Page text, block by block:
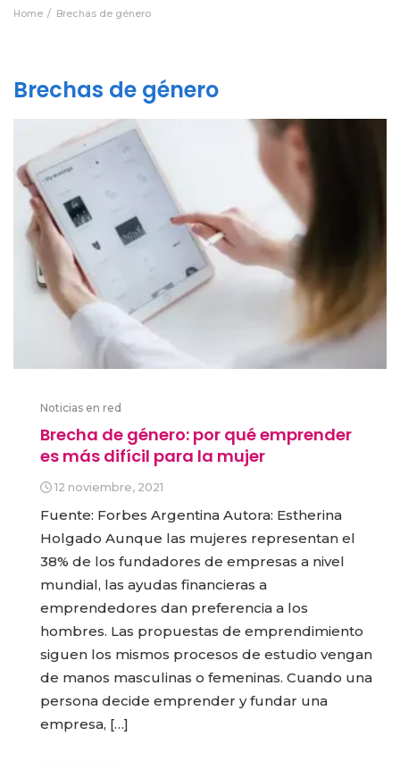
Home Brechas de género
Brechas de género
Noticias en red
Brecha de género: por qué emprender
es más difícil para la mujer
12 noviembre, 2021
Fuente: Forbes Argentina Autora: Estherina
Holgado Aunque las mujeres representan el
38% de los fundadores de empresas a nivel
mundial, las ayudas financieras a
emprendedores dan preferencia a los
hombres. Las propuestas de emprendimiento
siguen los mismos procesos de estudio vengan
de manos masculinas o femeninas. Cuando una
persona decide emprender y fundar una
empresa, […]